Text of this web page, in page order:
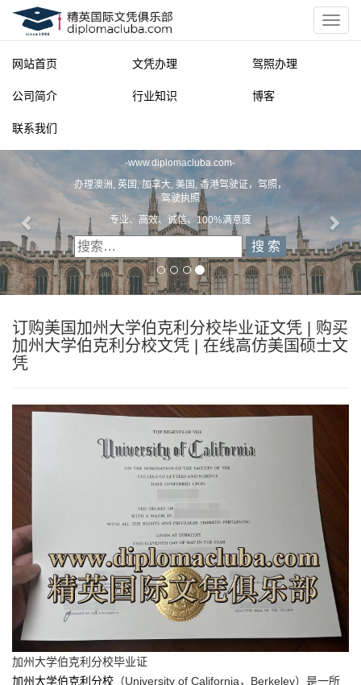
网站首页 文凭办理 驾照办理
公司简介 行业知识 博客
联系我们
-www.diplomacluba.com-
办理澳洲, 英国, 加拿大, 美国, 香港驾驶证，驾照，
驾驶执照
专业、高效、诚信、100%满意度
订购美国加州大学伯克利分校毕业证文凭 | 购买
加州大学伯克利分校文凭 | 在线高仿美国硕士文
凭
加州大学伯克利分校毕业证
加州大学伯克利分校 （University of California，Berkeley）是一所